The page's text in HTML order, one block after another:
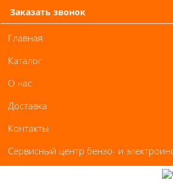
Заказать звонок
Главная
Каталог
О нас
Доставка
Контакты
Сервисный центр бензо- и